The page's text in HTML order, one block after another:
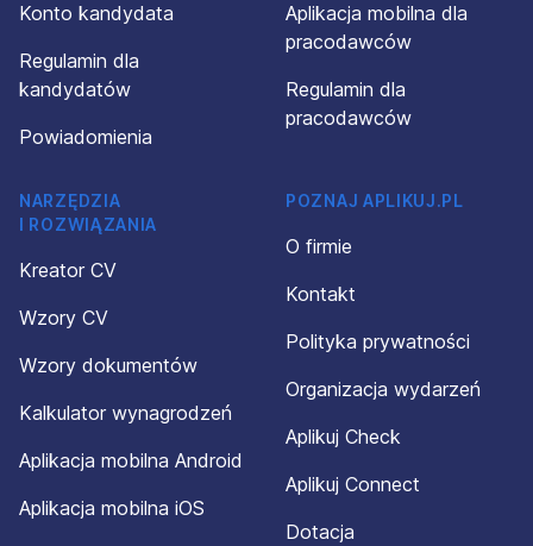
Konto kandydata
Regulamin dla
kandydatów
Powiadomienia
Aplikacja mobilna dla
pracodawców
Regulamin dla
pracodawców
NARZĘDZIA
I ROZWIĄZANIA
Kreator CV
Wzory CV
Wzory dokumentów
Kalkulator wynagrodzeń
Aplikacja mobilna Android
Aplikacja mobilna iOS
POZNAJ APLIKUJ.PL
O firmie
Kontakt
Polityka prywatności
Organizacja wydarzeń
Aplikuj Check
Aplikuj Connect
Dotacja